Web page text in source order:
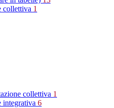
collettiva 1
collettiva 1
integrativa 6